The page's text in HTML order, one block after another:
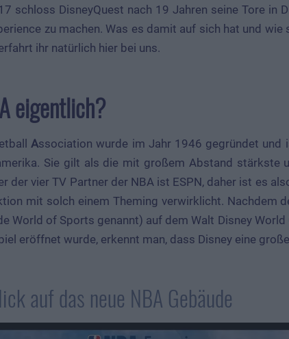
schloss DisneyQuest nach 19 Jahren seine Tore in
zu machen. Was es damit auf sich hat und wie
ihr natürlich hier bei uns.
eigentlich?
Association wurde im Jahr 1946 gegründet und
Sie gilt als die mit großem Abstand stärkste
der vier TV Partner der NBA ist ESPN, daher ist es
mit solch einem Theming verwirklicht. Nachdem
World of Sports genannt) auf dem Walt Disney
eröffnet wurde, erkennt man, dass Disney eine
auf das neue NBA Gebäude